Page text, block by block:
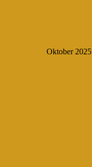
Oktober 2025